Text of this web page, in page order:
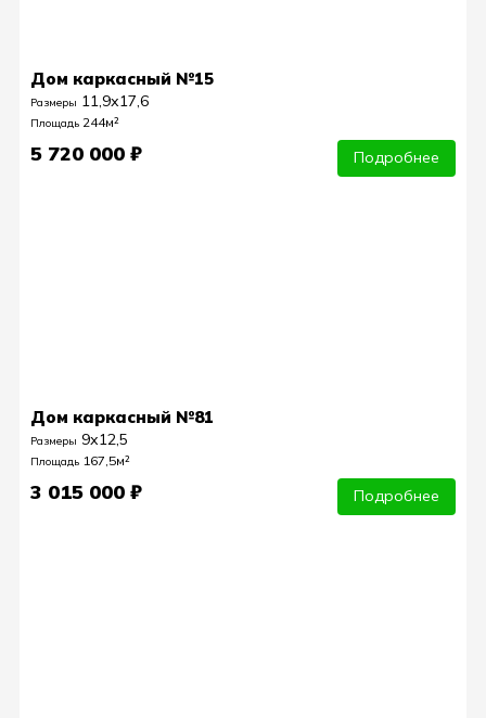
Дом каркасный №15
Размеры 11,9х17,6
Площадь 244м²
5 720 000 ₽ Подробнее
Дом каркасный №81
Размеры 9х12,5
Площадь 167,5м²
3 015 000 ₽ Подробнее